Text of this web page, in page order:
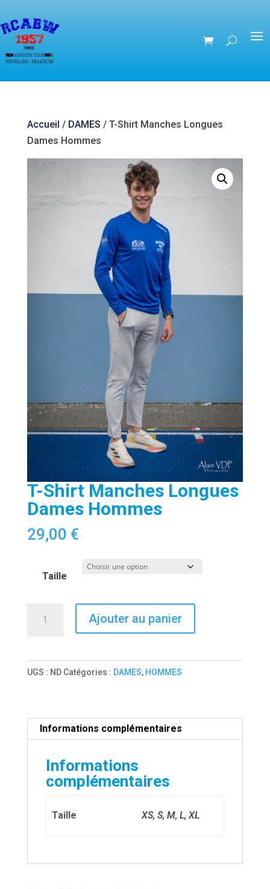
Accueil / DAMES / T-Shirt Manches Longues
Dames Hommes
T-Shirt Manches Longues
Dames Hommes
29,00 €
Taille
Shirt
Manches
Hommes
Ajouter au panier
e
i
UGS : ND Catégories : DAMES, HOMMES
Informations complémentaires
Informations
complémentaires
Taille XS, S, M, L, XL